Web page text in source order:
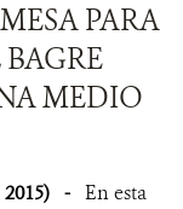
PARA
MEDIO
- En esta